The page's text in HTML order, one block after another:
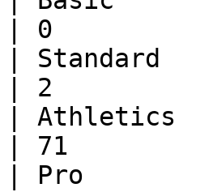
| 0
|
| 2
|
| 71
| Pro